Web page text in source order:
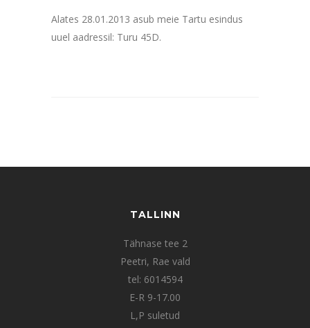
Alates 28.01.2013 asub meie Tartu esindus
uuel aadressil: Turu 45D.
TALLINN
Tähnase tee 2
Peetri, Rae vald
tel: 6014594
E-R 9-17.00
L,P suletud